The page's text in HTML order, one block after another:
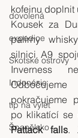
dovolená
expedice
Skotské ostrovy
Indonésie
tip na výlet
Španělsko
kofeinu doplnit
Kousek za
palírny
silnici A9
Inverness
pokračujeme
po klikatící se
Pattack falls.